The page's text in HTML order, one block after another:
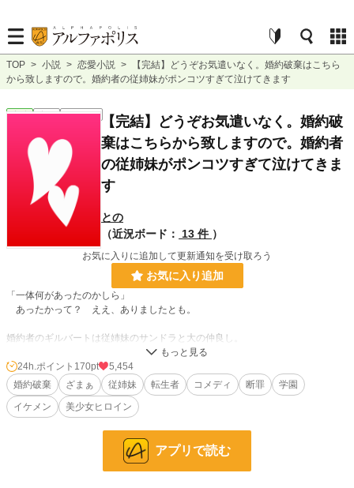
TOP > 小説 > 恋愛小説 >
【完結】どうぞお気遣いなく。婚約破棄はこちら
から致しますので。婚約者の従姉妹がポンコツすぎて泣けてきます
恋愛 完結 ｼｮｰﾄｼｮｰﾄ 【完結】どうぞお気遣いなく。婚約破
棄はこちらから致しますので。婚約者
の従姉妹がポンコツすぎて泣けてきま
す
との
（近況ボード：
13 件 ）
お気に入りに追加して更新通知を受け取ろう
お気に入り追加
「一体何があったのかしら」
あったかって？ ええ、ありましたとも。
婚約者のギルバートは従姉妹のサンドラと大の仲良し。
サンドラは乙女ゲームのヒロインとして、悪役令嬢の私にせっせと罪を着せよう
と日夜努力を重ねてる。
（えーっ、あれが噂の階段落ち？）
（マジか・・超期待してたのに）
想像以上のポンコツぶりに、なんだか気分が盛り下がってきそうですわ。
24h.ポイント 170pt
5,454
婚約破棄
ざまぁ 従姉妹 転生者 コメディ 断罪
学園
イケメン
美少女ヒロイン
アプリで読む